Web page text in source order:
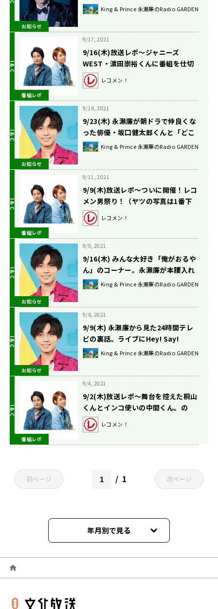
お知らせ
てすごかった」の話
King & Prince 永瀬廉のRadio GARDEN
番組レポ
9/17, 2021
9/16(木)放送レポ〜ジャニーズ
WEST・濵田崇裕くんに番組を仕切
らせてみた。の巻〜
レコメン！
お知らせ
9/16, 2021
9/23(木) 永瀬廉が朝ドラで仲良くな
った俳優・坂口健太郎くんと「どこ
の出前がうまいよね」の話
King & Prince 永瀬廉のRadio GARDEN
番組レポ
9/11, 2021
9/9(木)放送レポ〜ついに開催！レコ
メン男祭り！（ヤツの写真は1番下
にあるので見たくない人は飛ばして
下さい）の巻〜
レコメン！
お知らせ
9/9, 2021
9/16(木) みんな大好き「俺がおるや
ん」のコーナー。永瀬廉が本腰入れ
ます✊King & Prince 永瀬廉のRadio GARDEN
お知らせ
9/6, 2021
9/9(木) 永瀬廉から見た24時間テレ
ビの裏話。ライブにHey! Say!
JUMPの伊野尾慧くんが来てたので
手を振ったのにの話。
King & Prince 永瀬廉のRadio GARDEN
番組レポ
9/4, 2021
9/2(木)放送レポ〜舞台を控えた桐山
くんとインコ使いの中間くん。の
巻〜
レコメン！
前ページ 1 次ページ
年月別で見る
2024年03月
2024年02月
2024年01月